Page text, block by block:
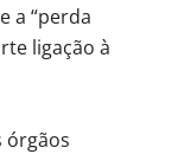
a “perda
ligação à
órgãos